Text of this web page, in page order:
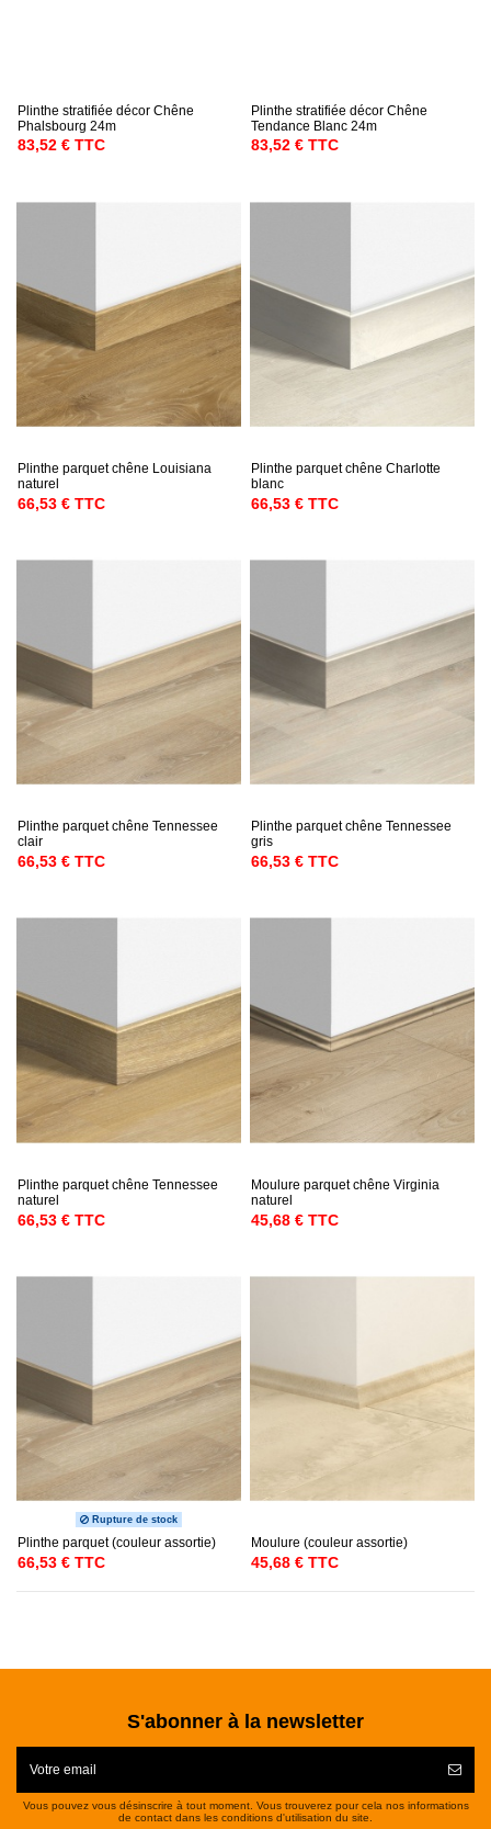
Plinthe stratifiée décor Chêne
Phalsbourg 24m
83,52 € TTC
Plinthe stratifiée décor Chêne
Tendance Blanc 24m
83,52 € TTC
Plinthe parquet chêne Louisiana
naturel
66,53 € TTC
Plinthe parquet chêne Charlotte
blanc
66,53 € TTC
Plinthe parquet chêne Tennessee
clair
66,53 € TTC
Plinthe parquet chêne Tennessee
gris
66,53 € TTC
Plinthe parquet chêne Tennessee
naturel
66,53 € TTC
Moulure parquet chêne Virginia
naturel
45,68 € TTC
Rupture de stock
Plinthe parquet (couleur assortie)
66,53 € TTC
Moulure (couleur assortie)
45,68 € TTC
S'abonner à la newsletter
Vous pouvez vous désinscrire à tout moment. Vous trouverez pour cela nos informations
de contact dans les conditions d'utilisation du site.